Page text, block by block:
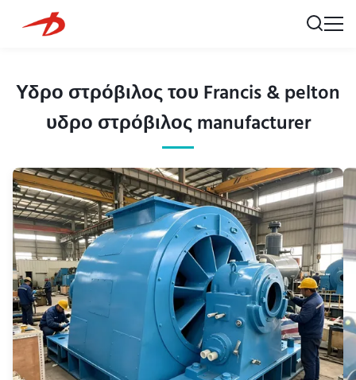
Υδρο στρόβιλος του Francis & pelton
υδρο στρόβιλος manufacturer